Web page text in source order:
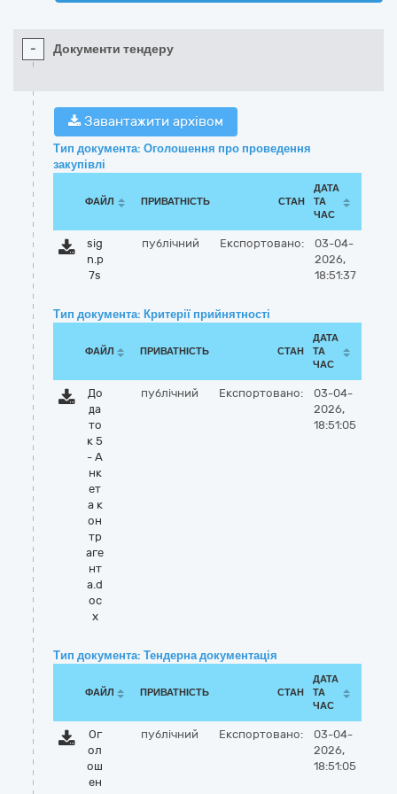
- Документи тендеру
Завантажити архівом
Тип документа: Оголошення про проведення
закупівлі
ФАЙЛ ПРИВАТНІСТЬ СТАН
ДАТА
ТА
ЧАС
sig
n.p
7s
публічний Експортовано:
03-04-
2026,
18:51:37
Тип документа: Критерії прийнятності
ФАЙЛ ПРИВАТНІСТЬ СТАН
ДАТА
ТА
ЧАС
До
да
то
к 5
- А
нк
ет
а к
он
тр
аге
нт
а.d
oc
x
публічний Експортовано:
03-04-
2026,
18:51:05
Тип документа: Тендерна документація
ФАЙЛ ПРИВАТНІСТЬ СТАН
ДАТА
ТА
ЧАС
Ог
ол
ош
ен
публічний Експортовано:
03-04-
2026,
18:51:05